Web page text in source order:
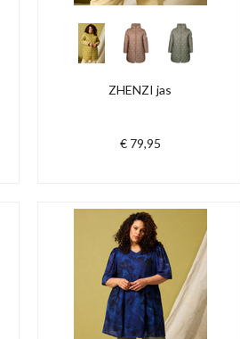
ZHENZI jas
€ 79,95